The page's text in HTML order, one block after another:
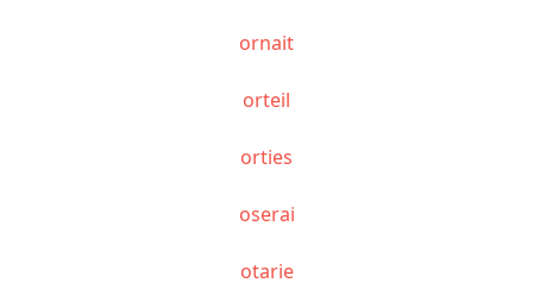
ornait
orteil
orties
oserai
otarie